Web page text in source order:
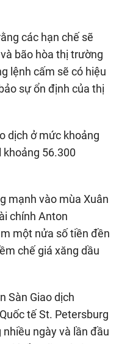
các hạn chế sẽ
bão hòa thị trường
lệnh cấm sẽ có hiệu
sự ổn định của thị
dịch ở mức khoảng
56.300
mạnh vào mùa Xuân
chính Anton
một nửa số tiền đền
chế giá xăng dầu
Sàn Giao dịch
tế St. Petersburg
ngày và lần đầu